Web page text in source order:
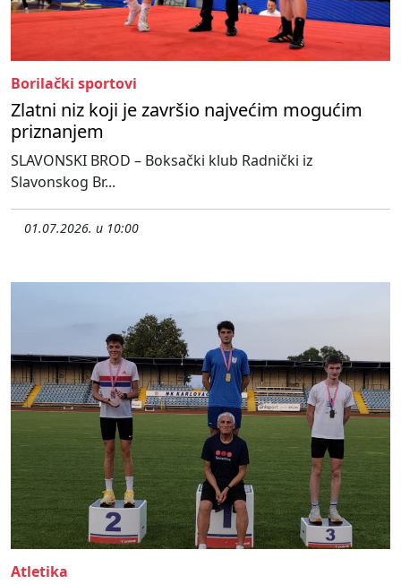
Borilački sportovi
Zlatni niz koji je završio najvećim mogućim
priznanjem
SLAVONSKI BROD – Boksački klub Radnički iz
Slavonskog Br...
01.07.2026. u 10:00
Atletika